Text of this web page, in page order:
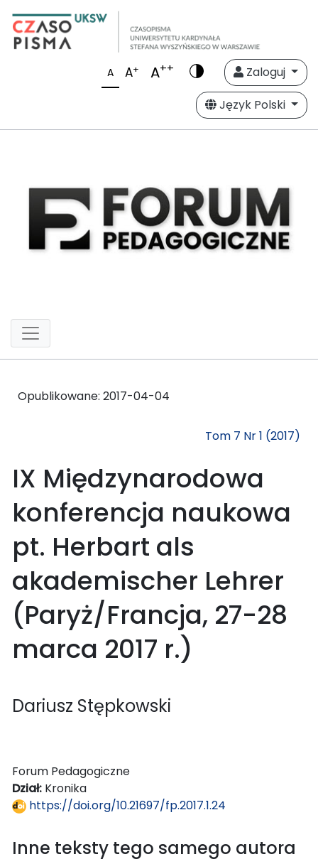
A A+ A++
Zaloguj
Język Polski
Opublikowane: 2017-04-04
Tom 7 Nr 1 (2017)
IX Międzynarodowa
konferencja naukowa
pt. Herbart als
akademischer Lehrer
(Paryż/Francja, 27-28
marca 2017 r.)
Dariusz Stępkowski
Forum Pedagogiczne
Dział: Kronika
https://doi.org/10.21697/fp.2017.1.24
Inne teksty tego samego autora